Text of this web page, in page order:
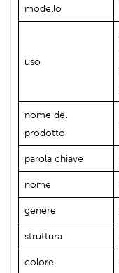
modello
uso
nome del
prodotto
parola chiave
nome
genere
struttura
colore